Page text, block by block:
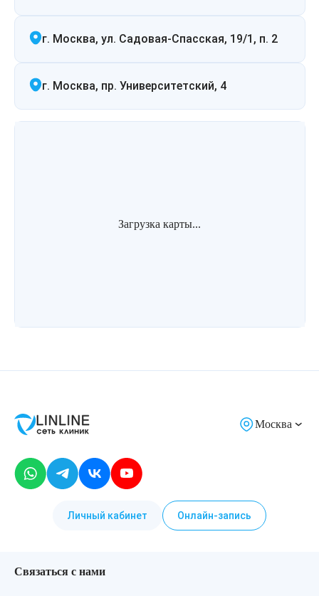
г. Москва, ул. Садовая-Спасская, 19/1, п. 2
г. Москва, пр. Университетский, 4
Загрузка карты...
Москва
Личный кабинет Онлайн-запись
Связаться с нами